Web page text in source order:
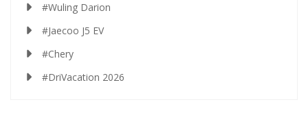
#Wuling Darion
#Jaecoo J5 EV
#Chery
#DriVacation 2026